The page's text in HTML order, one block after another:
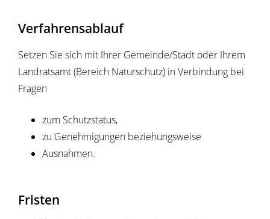
Verfahrensablauf
Setzen Sie sich mit Ihrer Gemeinde/Stadt oder Ihrem
Landratsamt (Bereich Naturschutz) in Verbindung bei
Fragen
zum Schutzstatus,
zu Genehmigungen beziehungsweise
Ausnahmen.
Fristen